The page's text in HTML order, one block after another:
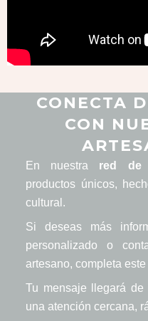
CONECTA
CON
En nuestra red de
productos únicos,
cultural.
Si deseas más
personalizado o
artesano, completa
Tu mensaje llegará de
una atención cercana,